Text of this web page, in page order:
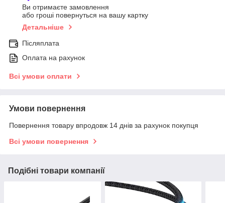
Ви отримаєте замовлення
або гроші повернуться на вашу картку
Детальніше
Післяплата
Оплата на рахунок
Всі умови оплати
Умови повернення
Повернення товару впродовж 14 днів за рахунок покупця
Всі умови повернення
Подібні товари компанії